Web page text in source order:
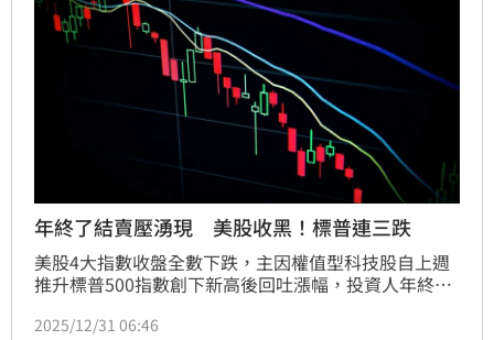
年終了結賣壓湧現 美股收黑！標普連三跌
美股4大指數收盤全數下跌，主因權值型科技股自上週
推升標普500指數創下新高後回吐漲幅，投資人年終獲
輝達等也承壓走低。
2025/12/31 06:46